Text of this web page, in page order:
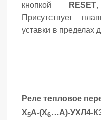
кнопкой
RESET
Присутствует
уставки в пределах
Реле тепловое
Х5А-(Х6…А)-УХЛ4-